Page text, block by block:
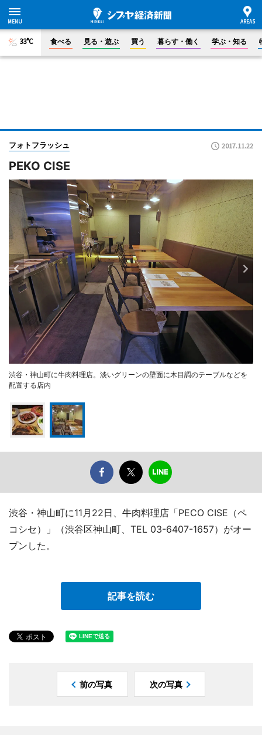
33°C 食べる 見る・遊ぶ 買う 暮らす・働く 学ぶ・知る
フォトフラッシュ 2017.11.22
PEKO CISE
渋谷・神山町に牛肉料理店。淡いグリーンの壁面に木目調のテーブルなどを
配置する店内
渋谷・神山町に11月22日、牛肉料理店「PECO CISE（ペ
コシセ）」（渋谷区神山町、TEL 03-6407-1657）がオー
プンした。
記事を読む
前の写真 次の写真